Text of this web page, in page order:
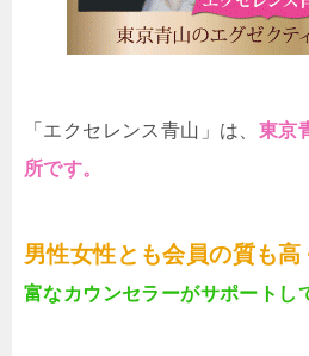
「エクセレンス青山」は、 東京
所です。
男性女性とも会員の質も高
富なカウンセラーがサポートし